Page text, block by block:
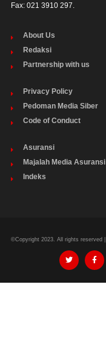
Fax: 021 3910 297.
About Us
Redaksi
Partnership with us
Privacy Policy
Pedoman Media Siber
Code of Conduct
Asuransi
Majalah Media Asuransi
Indeks
©Copyright 2023. All rights reserved |